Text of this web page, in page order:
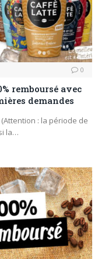
0
remboursé avec
demandes
: la période de
la…